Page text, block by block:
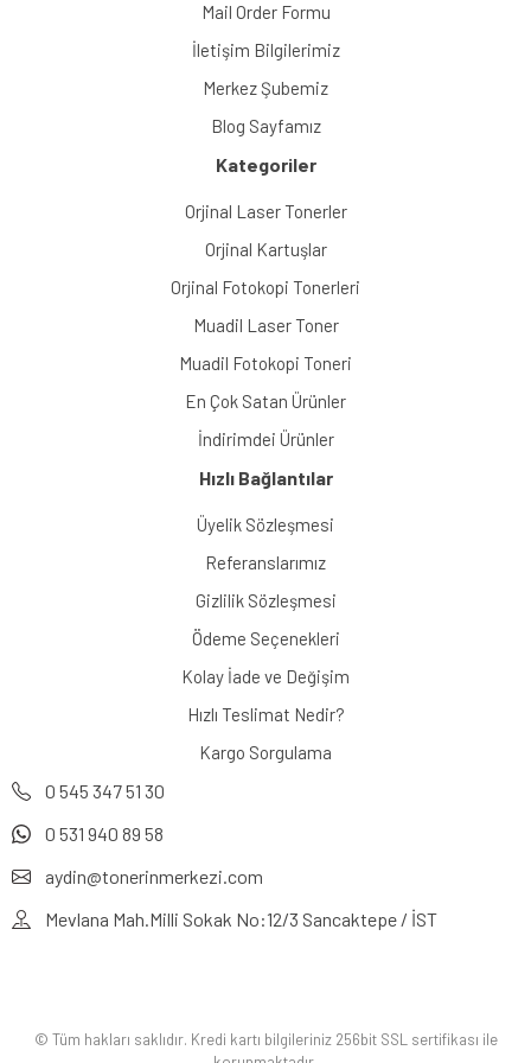
Mail Order Formu
İletişim Bilgilerimiz
Merkez Şubemiz
Blog Sayfamız
Kategoriler
Orjinal Laser Tonerler
Orjinal Kartuşlar
Orjinal Fotokopi Tonerleri
Muadil Laser Toner
Muadil Fotokopi Toneri
En Çok Satan Ürünler
İndirimdei Ürünler
Hızlı Bağlantılar
Üyelik Sözleşmesi
Referanslarımız
Gizlilik Sözleşmesi
Ödeme Seçenekleri
Kolay İade ve Değişim
Hızlı Teslimat Nedir?
Kargo Sorgulama
0 545 347 51 30
0 531 940 89 58
aydin@tonerinmerkezi.com
Mevlana Mah.Milli Sokak No:12/3 Sancaktepe / İST
© Tüm hakları saklıdır. Kredi kartı bilgileriniz 256bit SSL sertifikası ile